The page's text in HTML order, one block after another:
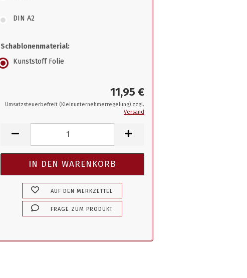
DIN A2
Schablonenmaterial:
Kunststoff Folie
11,95 €
Umsatzsteuerbefreit (Kleinunternehmerregelung) zzgl.
Versand
AUF DEN MERKZETTEL
FRAGE ZUM PRODUKT